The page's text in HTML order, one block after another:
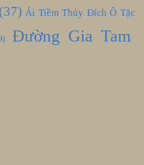
Ái Tiềm Thủy Đích Ô Tặc
Đường Gia Tam